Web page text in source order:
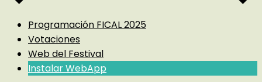
Programación FICAL 2025
Votaciones
Web del Festival
Instalar WebApp